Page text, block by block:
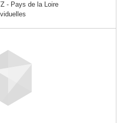
- Pays de la Loire